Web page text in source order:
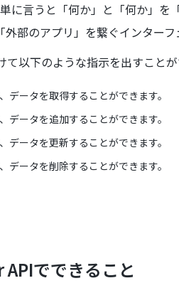
に言うと「何か」と「何か」
外部のアプリ」を繋ぐインター
て以下のような指示を出すこと
データを取得することができます。
データを追加することができます。
データを更新することができます。
データを削除することができます。
でできること